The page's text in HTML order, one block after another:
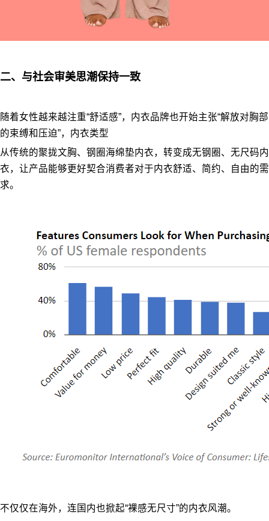
二、与社会审美思潮保持一致
随着女性越来越注重“舒适感”，内衣品牌也开始主张“解放对胸部
的束缚和压迫”，内衣类型
从传统的聚拢文胸、钢圈海绵垫内衣，转变成无钢圈、无尺码内
衣，让产品能够更好契合消费者对于内衣舒适、简约、自由的需
求。
不仅仅在海外，连国内也掀起“裸感无尺寸”的内衣风潮。